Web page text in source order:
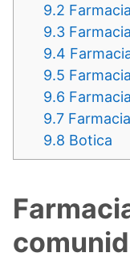
9.2
9.3
9.4
9.5
9.6
9.7
9.8 Botica